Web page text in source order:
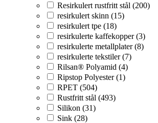
Resirkulert rustfritt stål (200)
resirkulert skinn (15)
resirkulert tpe (18)
resirkulerte kaffekopper (3)
resirkulerte metallplater (8)
resirkulerte tekstiler (7)
Rilsan® Polyamid (4)
Ripstop Polyester (1)
RPET (504)
Rustfritt stål (493)
Silikon (31)
Sink (28)